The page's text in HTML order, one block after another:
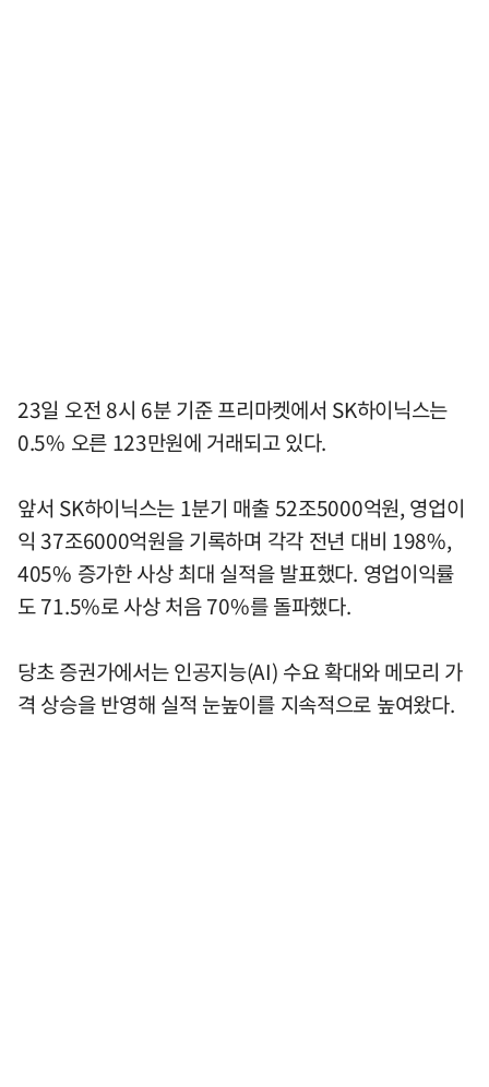
23일 오전 8시 6분 기준 프리마켓에서 SK하이닉스는
0.5% 오른 123만원에 거래되고 있다.
앞서 SK하이닉스는 1분기 매출 52조5000억원, 영업이
익 37조6000억원을 기록하며 각각 전년 대비 198%,
405% 증가한 사상 최대 실적을 발표했다. 영업이익률
도 71.5%로 사상 처음 70%를 돌파했다.
당초 증권가에서는 인공지능(AI) 수요 확대와 메모리 가
격 상승을 반영해 실적 눈높이를 지속적으로 높여왔다.